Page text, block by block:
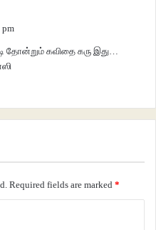
pm
தோன்றும் கவிதை கரு இது…
Required fields are marked *